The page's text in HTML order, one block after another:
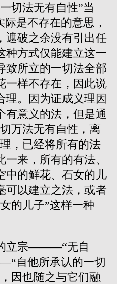
切法无有自性”当
际是不存在的意思，
遮破之余没有引出任
种方式仅能建立这一
致所立的一切法全部
一样不存在，因此说
理。因为证成义理因
有意义的法，但是通
万法无有自性，离
，已经将所有的法
来，所有的有法、
中的鲜花、石女的儿
可以建立之法，或者
的儿子”这样一种
立宗———“无自
自他所承认的一切
因也随之与它们融